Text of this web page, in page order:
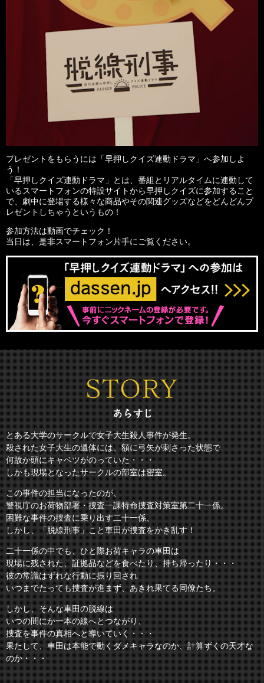
プレゼントをもらうには「早押しクイズ連動ドラマ」へ参加しよ
う！
「早押しクイズ連動ドラマ」とは、番組とリアルタイムに連動して
いるスマートフォンの特設サイトから早押しクイズに参加すること
で、劇中に登場する様々な商品やその関連グッズなどをどんどんプ
レゼントしちゃうというもの！
参加方法は動画でチェック！
当日は、是非スマートフォン片手にご覧ください。
とある大学のサークルで女子大生殺人事件が発生。
殺された女子大生の遺体には、額に弓矢が刺さった状態で
何故か頭にキャベツがのっていた・・・
しかも現場となったサークルの部室は密室。
この事件の担当になったのが、
警視庁のお荷物部署・捜査一課特命捜査対策室第二十一係。
困難な事件の捜査に乗り出す二十一係、
しかし、「脱線刑事」こと車田が捜査をかき乱す！
二十一係の中でも、ひと際お荷キャラの車田は
現場に残された、証拠品などを食べたり、持ち帰ったり・・・
彼の常識はずれな行動に振り回され
いつまでたっても捜査が進まず、あきれ果てる同僚たち。
しかし、そんな車田の脱線は
いつの間にか一本の線へとつながり、
捜査を事件の真相へと導いていく・・・
果たして、車田は本能で動くダメキャラなのか、計算ずくの天才な
のか・・・